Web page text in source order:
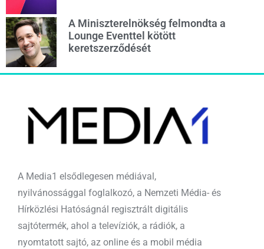
A Miniszterelnökség felmondta a
Lounge Eventtel kötött
keretszerződését
A Media1 elsődlegesen médiával,
nyilvánossággal foglalkozó, a Nemzeti Média- és
Hírközlési Hatóságnál regisztrált digitális
sajtótermék, ahol a televíziók, a rádiók, a
nyomtatott sajtó, az online és a mobil média